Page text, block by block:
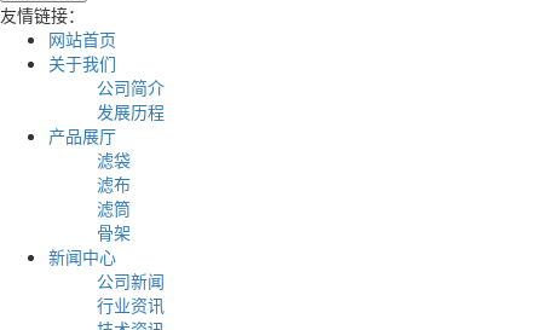
友情链接：
网站首页
关于我们
公司简介
发展历程
产品展厅
滤袋
滤布
滤筒
骨架
新闻中心
公司新闻
行业资讯